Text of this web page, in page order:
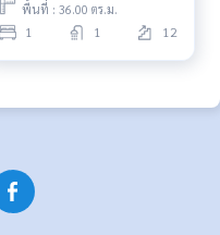
พื้นที่ : 36.00 ตร.ม.
1 1 12